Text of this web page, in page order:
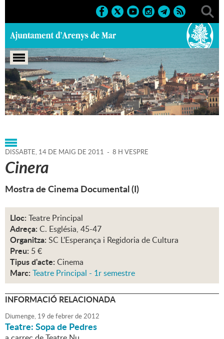
Portada > Regidories > Cultura > Teatre
Principal > Agenda > 14-05-2011
DISSABTE, 14 DE MAIG DE 2011 - 8 H VESPRE
Cinera
Mostra de Cinema Documental (I)
Lloc: Teatre Principal
Adreça: C. Església, 45-47
Organitza: SC L'Esperança i Regidoria de Cultura
Preu: 5 €
Tipus d'acte: Cinema
Marc: Teatre Principal - 1r semestre
INFORMACIÓ RELACIONADA
Diumenge, 19 defebrerde2012
Teatre: Sopa de Pedres